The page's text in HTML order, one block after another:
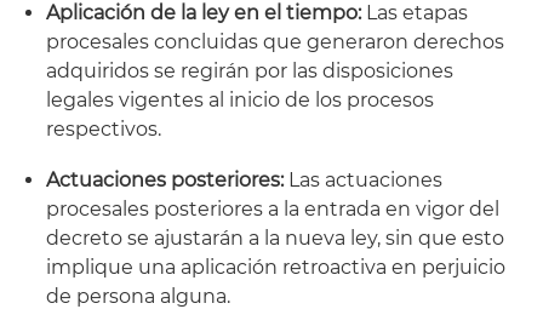
Aplicación de la ley en el tiempo:Las etapas
procesales concluidas que generaron derechos
adquiridos se regirán por las disposiciones
legales vigentes al inicio de los procesos
respectivos.
Actuaciones posteriores:Las actuaciones
procesales posteriores a la entrada en vigor del
decreto se ajustarán a la nueva ley, sin que esto
implique una aplicación retroactiva en perjuicio
de persona alguna.